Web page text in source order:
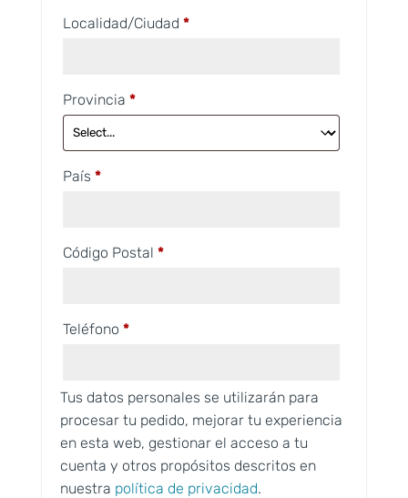
Localidad/Ciudad *
Provincia *
País *
Código Postal *
Teléfono *
Tus datos personales se utilizarán para
procesar tu pedido, mejorar tu experiencia
en esta web, gestionar el acceso a tu
cuenta y otros propósitos descritos en
nuestra política de privacidad.